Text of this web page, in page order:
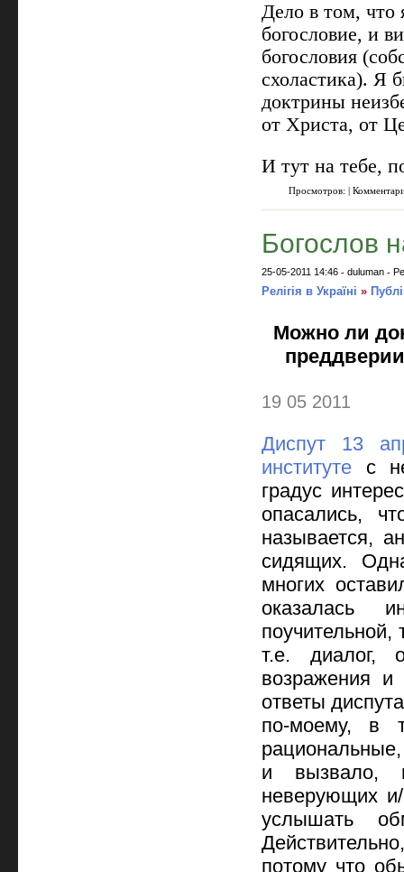
Дело в том, что
богословие, и
богословия
схоластика). Я
доктрины
от Христа, от
И тут на тебе,
Просмотров: |
Богослов
25-05-2011 14:46 -duluman -
Релігія в Україні »
Можно ли
19 05 2011
Диспут 13
институте с
градус
опасались,
называется,
сидящих.
многих
оказалась
поучительной,
т.е. диалог,
возражения
ответы
по-моему, в
и вызвало,
неверующих
услышать
потому что